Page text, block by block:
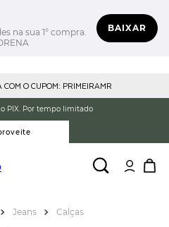
na sua 1° compra.
BAIXAR
O CUPOM: PRIMEIRAMR
PIX. Por tempo limitado
Jeans Calças